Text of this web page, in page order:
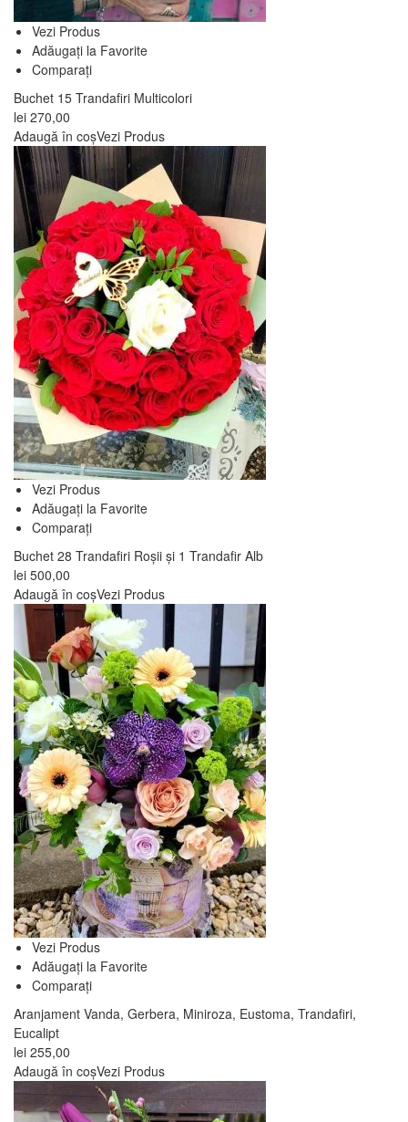
Vezi Produs
Adăugați la Favorite
Comparați
Buchet 15 Trandafiri Multicolori
lei 270,00
Adaugă în coșVezi Produs
Vezi Produs
Adăugați la Favorite
Comparați
Buchet 28 Trandafiri Roșii și 1 Trandafir Alb
lei 500,00
Adaugă în coșVezi Produs
Vezi Produs
Adăugați la Favorite
Comparați
Aranjament Vanda, Gerbera, Miniroza, Eustoma, Trandafiri,
Eucalipt
lei 255,00
Adaugă în coșVezi Produs